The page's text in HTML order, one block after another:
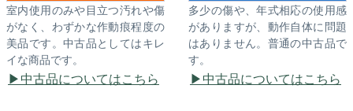
室内使用のみや目立つ汚れや傷
がなく、わずかな作動痕程度の
美品です。中古品としてはキレ
イな商品です。
中古品についてはこちら
多少の傷や、年式相応の使用感
がありますが、動作自体に問題
はありません。普通の中古品で
す。
中古品についてはこちら